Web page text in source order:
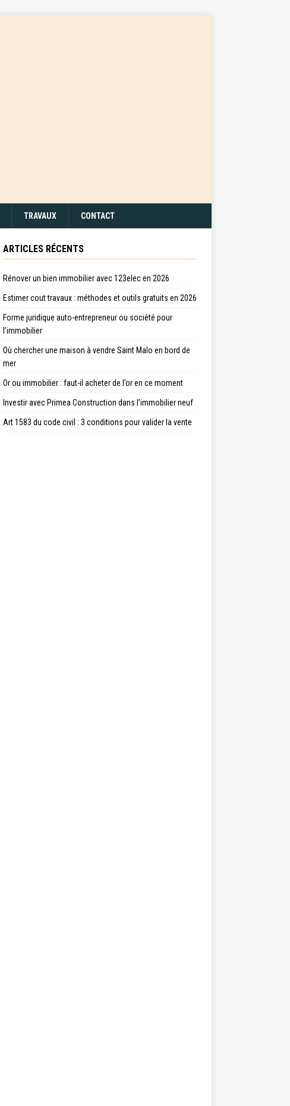
TRAVAUX CONTACT
ARTICLES RÉCENTS
Rénover un bien immobilier avec 123elec en 2026
Estimer cout travaux : méthodes et outils gratuits en 2026
Forme juridique auto-entrepreneur ou société pour
l’immobilier
Où chercher une maison à vendre Saint Malo en bord de
mer
Or ou immobilier : faut-il acheter de l’or en ce moment
Investir avec Primea Construction dans l’immobilier neuf
Art 1583 du code civil : 3 conditions pour valider la vente